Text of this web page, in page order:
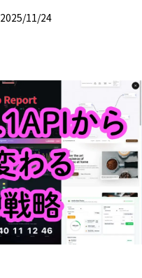
2025/11/24